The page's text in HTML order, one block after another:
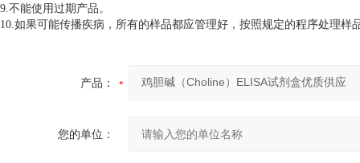
9.不能使用过期产品。
10.如果可能传播疾病，所有的样品都应管理好，按照规定的程序处理样
产品：
您的单位：